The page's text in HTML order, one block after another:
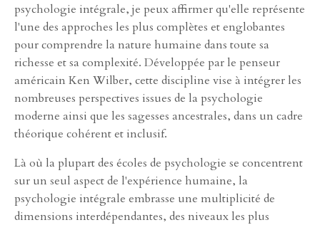
psychologie intégrale, je peux affirmer qu'elle représente
l'une des approches les plus complètes et englobantes
pour comprendre la nature humaine dans toute sa
richesse et sa complexité. Développée par le penseur
américain Ken Wilber, cette discipline vise à intégrer les
nombreuses perspectives issues de la psychologie
moderne ainsi que les sagesses ancestrales, dans un cadre
théorique cohérent et inclusif.
Là où la plupart des écoles de psychologie se concentrent
sur un seul aspect de l'expérience humaine, la
psychologie intégrale embrasse une multiplicité de
dimensions interdépendantes, des niveaux les plus